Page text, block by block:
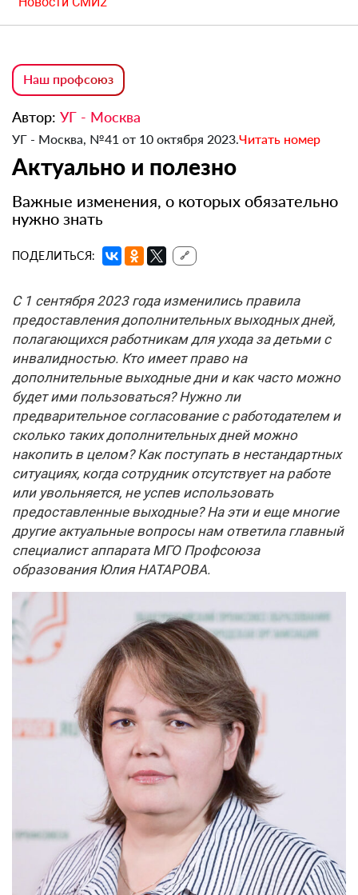
Наш профсоюз
Автор: УГ - Москва
УГ - Москва, №41 от 10 октября 2023.Читать номер
Актуально и полезно
Важные изменения, о которых обязательно
нужно знать
ПОДЕЛИТЬСЯ: 🔗
С 1 сентября 2023 года изменились правила
предоставления дополнительных выходных дней,
полагающихся работникам для ухода за детьми с
инвалидностью. Кто имеет право на
дополнительные выходные дни и как часто можно
будет ими пользоваться? Нужно ли
предварительное согласование с работодателем и
сколько таких дополнительных дней можно
накопить в целом? Как поступать в нестандартных
ситуациях, когда сотрудник отсутствует на работе
или увольняется, не успев использовать
предоставленные выходные? На эти и еще многие
другие актуальные вопросы нам ответила главный
специалист аппарата МГО Профсоюза
образования Юлия НАТАРОВА.